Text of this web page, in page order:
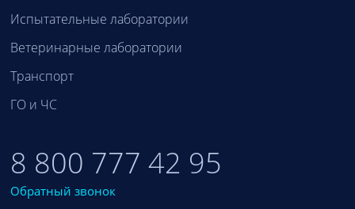
Испытательные лаборатории
Ветеринарные лаборатории
Транспорт
ГО и ЧС
8 800 777 42 95
Обратный звонок